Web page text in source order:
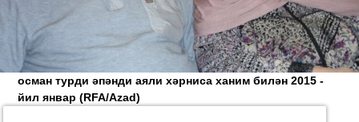
осман турди әпәнди аяли хәрниса ханим билән 2015 -
йил январ(RFA/Azad)